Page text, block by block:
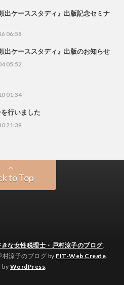
出ケーススタディ』出版記念セミナ
06:58
出ケーススタディ』出版のお知らせ
05:52
01:34
行いました
21:39
to Top
な女性税理士・戸村涼子のブログ.
涼子のブログ by FIT-Web Create.
by WordPress.